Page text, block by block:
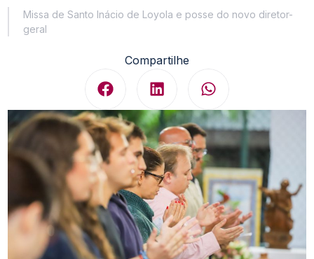
Missa de Santo Inácio de Loyola e posse do novo diretor-
geral
Compartilhe